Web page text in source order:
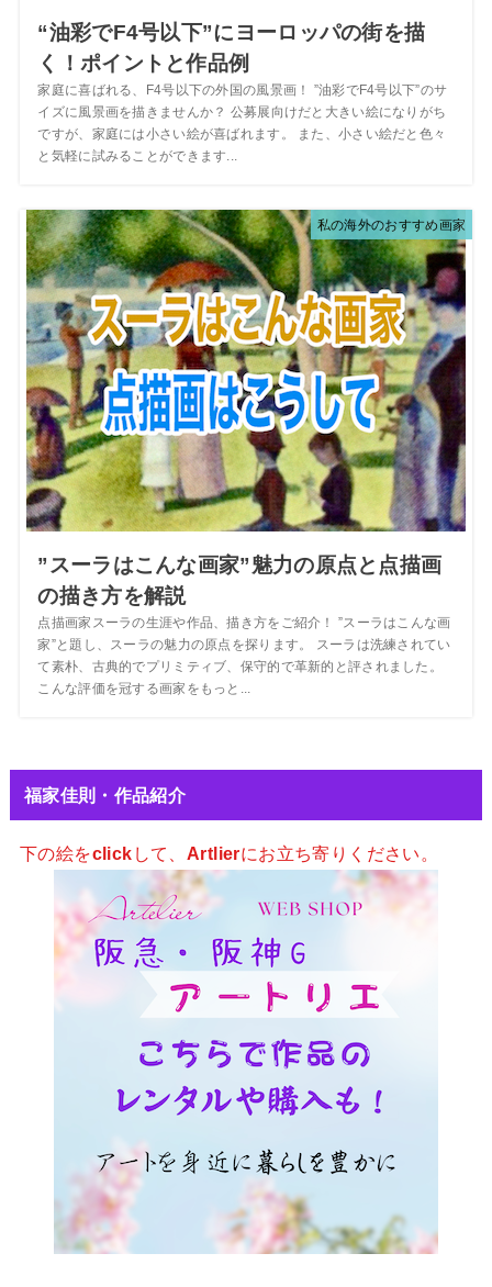
“油彩でF4号以下”にヨーロッパの街を描
く！ポイントと作品例
家庭に喜ばれる、F4号以下の外国の風景画！ ”油彩でF4号以下”のサ
イズに風景画を描きませんか？ 公募展向けだと大きい絵になりがち
ですが、家庭には小さい絵が喜ばれます。 また、小さい絵だと色々
と気軽に試みることができます...
私の海外のおすすめ画家
”スーラはこんな画家”魅力の原点と点描画
の描き方を解説
点描画家スーラの生涯や作品、描き方をご紹介！ ”スーラはこんな画
家”と題し、スーラの魅力の原点を探ります。 スーラは洗練されてい
て素朴、古典的でプリミティブ、保守的で革新的と評されました。
こんな評価を冠する画家をもっと...
福家佳則・作品紹介
下の絵をclick して、 Artlierにお立ち寄りください。